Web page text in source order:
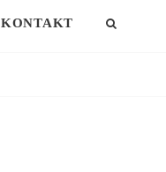
KONTAKT